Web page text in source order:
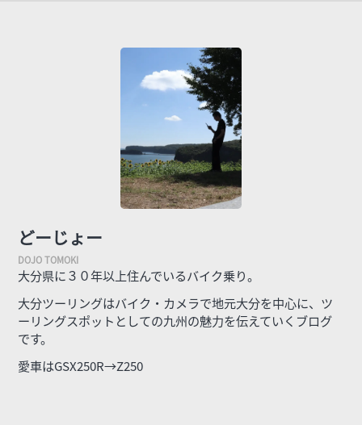
どーじょー
大分県に３０年以上住んでいるバイク乗り。
大分ツーリングはバイク・カメラで地元大分を中心に、ツ
ーリングスポットとしての九州の魅力を伝えていくブログ
です。
愛車はGSX250R→Z250